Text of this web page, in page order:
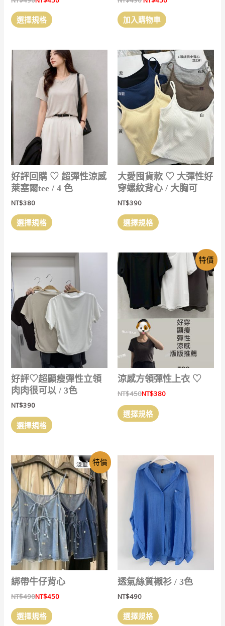
選擇規格 產
有
多
種
款
式。
可
在
品
頁
面
選
擇
價
格：
加入購物車
好評回購 ‎♡ 超彈性涼感
萊塞爾tee / 4 色
NT$380
選擇規格 產
有
款
式。
可
在
產
品
頁
面
選
擇
大愛囤貨款 ‎♡ 大彈性好
穿螺紋背心 / 大胸可
NT$390
選擇規格 產
有
種
款
式。
可
在
品
面
選
擇
項
好評‎♡超顯瘦彈性立領
肉肉很可以 / 3色
NT$390
選擇規格 產
多
種
款
式。
可
在
產
品
頁
面
選
項
特價
涼感方領彈性上衣 ‎♡
NT$450NT$380
選擇規格 產
種
款
式。
可
在
產
品
頁
面
選
擇
特價
綁帶牛仔背心
NT$490NT$450
選擇規格 產
透氣絲質襯衫 / 3色
NT$490
選擇規格 產